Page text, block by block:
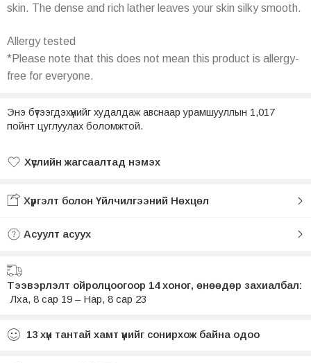
skin. The dense and rich lather leaves your skin silky smooth.
Allergy tested
*Please note that this does not mean this product is allergy-
free for everyone.
Энэ бүтээгдэхүүнийг худалдаж авснаар урамшууллын 1,017
пойнт цуглуулах боломжтой.
Хүслийн жагсаалтад нэмэх
Хүргэлт болон Үйлчилгээний Нөхцөл
Асуулт асуух
Тээвэрлэлт ойролцоогоор 14 хоног, өнөөдөр захиалбал:
Лха, 8 сар 19 – Нар, 8 сар 23
13 хүн тантай хамт үүнийг сонирхож байна одоо